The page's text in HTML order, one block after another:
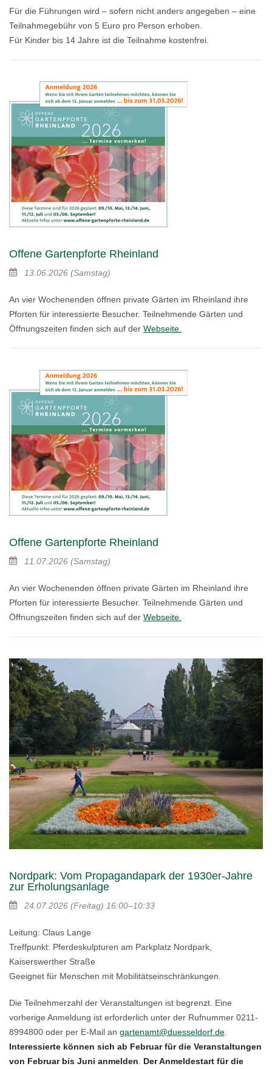
Für die Führungen wird – sofern nicht anders angegeben – eine
Teilnahmegebühr von 5 Euro pro Person erhoben.
Für Kinder bis 14 Jahre ist die Teilnahme kostenfrei.
Offene Gartenpforte Rheinland
13.06.2026 (Samstag)
An vier Wochenenden öffnen private Gärten im Rheinland ihre
Pforten für interessierte Besucher. Teilnehmende Gärten und
Öffnungszeiten finden sich auf der Webseite.
Offene Gartenpforte Rheinland
11.07.2026 (Samstag)
An vier Wochenenden öffnen private Gärten im Rheinland ihre
Pforten für interessierte Besucher. Teilnehmende Gärten und
Öffnungszeiten finden sich auf der Webseite.
Nordpark: Vom Propagandapark der 1930er-Jahre
zur Erholungsanlage
24.07.2026 (Freitag) 16:00–10:33
Leitung: Claus Lange
Treffpunkt: Pferdeskulpturen am Parkplatz Nordpark,
Kaiserswerther Straße
Geeignet für Menschen mit Mobilitätseinschränkungen.
Die Teilnehmerzahl der Veranstaltungen ist begrenzt. Eine
vorherige Anmeldung ist erforderlich unter der Rufnummer 0211-
8994800 oder per E-Mail an gartenamt@duesseldorf.de
Interessierte können sich ab Februar für die Veranstaltungen
von Februar bis Juni anmelden
Der Anmeldestart für die